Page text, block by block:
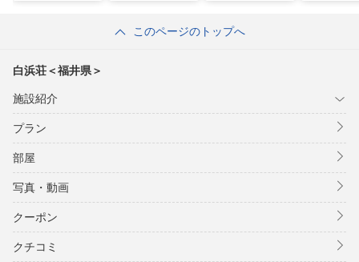
このページのトップへ
白浜荘＜福井県＞
施設紹介
プラン
部屋
写真・動画
クーポン
クチコミ